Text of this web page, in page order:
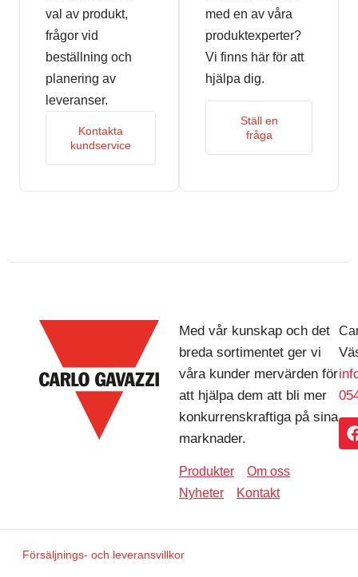
val av produkt,
frågor vid
beställning och
planering av
leveranser.
Kontakta
kundservice
med en av våra
produktexperter?
Vi finns här för att
hjälpa dig.
Ställ en
fråga
Med vår kunskap och det
breda sortimentet ger vi
våra kunder mervärden för
att hjälpa dem att bli mer
konkurrenskraftiga på sina
marknader.
Produkter
Om oss
Nyheter
Kontakt
Försäljnings- och leveransvillkor